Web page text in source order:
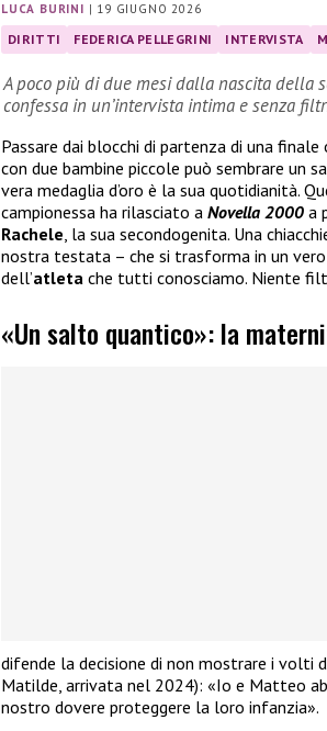
LUCA BURINI | 19 GIUGNO 2026
DIRITTI FEDERICA PELLEGRINI INTERVISTA
A poco più di due mesi dalla nascita della
confessa in un’intervista intima e senza
Passare dai blocchi di partenza di una
con due bambine piccole può sembrare un
vera medaglia d’oro è la sua quotidianità.
campionessa ha rilasciato a Novella 2000 a
Rachele, la sua secondogenita. Una
nostra testata – che si trasforma in un
dell’atleta che tutti conosciamo. Niente
«Un salto quantico»: la
difende la decisione di non mostrare i volti
Matilde, arrivata nel 2024): «Io e Matteo
nostro dovere proteggere la loro infanzia».